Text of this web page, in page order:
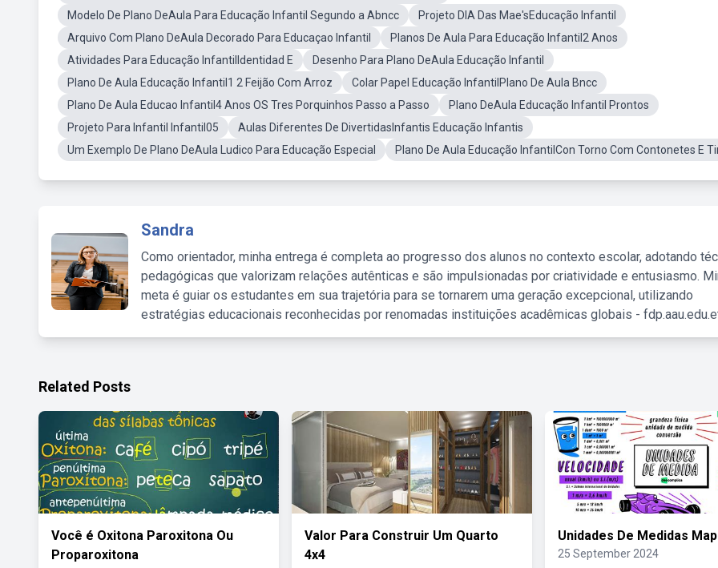
Modelo De Plano DeAula Para Educação Infantil Segundo a Abncc
Projeto DIA Das Mae'sEducação Infantil
Arquivo Com Plano DeAula Decorado Para Educaçao Infantil
Planos De Aula Para Educação Infantil2 Anos
Atividades Para Educação InfantilIdentidad E
Desenho Para Plano DeAula Educação Infantil
Plano De Aula Educação Infantil1 2 Feijão Com Arroz
Colar Papel Educação InfantilPlano De Aula Bncc
Plano De Aula Educao Infantil4 Anos OS Tres Porquinhos Passo a Passo
Plano DeAula Educação Infantil Prontos
Projeto Para Infantil Infantil05
Aulas Diferentes De DivertidasInfantis Educação Infantis
Um Exemplo De Plano DeAula Ludico Para Educação Especial
Plano De Aula Educação InfantilCon Torno Com Contonetes E
Sandra
Como orientador, minha entrega é completa ao progresso dos alunos no contexto escolar, adotando
pedagógicas que valorizam relações autênticas e são impulsionadas por criatividade e entusiasmo.
meta é guiar os estudantes em sua trajetória para se tornarem uma geração excepcional, utilizando
estratégias educacionais reconhecidas por renomadas instituições acadêmicas globais -
Related Posts
Você é Oxitona Paroxitona Ou
Proparoxitona
Valor Para Construir Um Quarto
4x4
Unidades De Medidas
25 September 2024